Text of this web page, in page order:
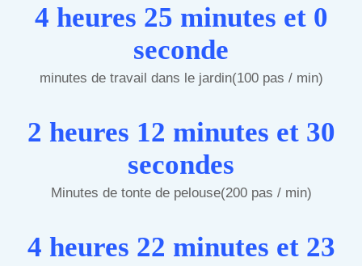
4 heures 25 minutes et 0
seconde
minutes de travail dans le jardin(100 pas / min)
2 heures 12 minutes et 30
secondes
Minutes de tonte de pelouse(200 pas / min)
4 heures 22 minutes et 23